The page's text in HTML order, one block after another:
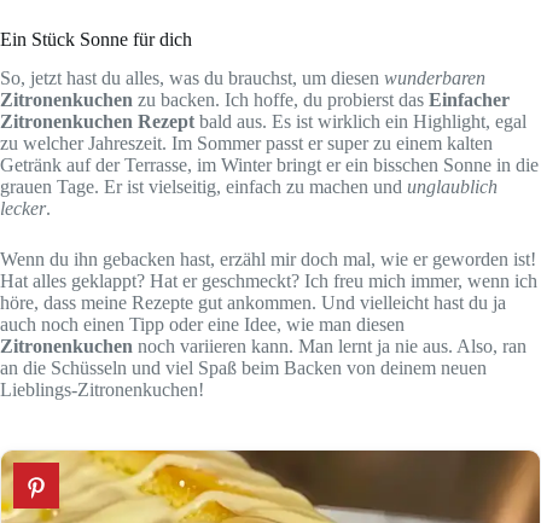
Ein Stück Sonne für dich
So, jetzt hast du alles, was du brauchst, um diesen wunderbaren
Zitronenkuchen zu backen. Ich hoffe, du probierst das Einfacher
Zitronenkuchen Rezeptbald aus. Es ist wirklich ein Highlight, egal
zu welcher Jahreszeit. Im Sommer passt er super zu einem kalten
Getränk auf der Terrasse, im Winter bringt er ein bisschen Sonne in die
grauen Tage. Er ist vielseitig, einfach zu machen und unglaublich
lecker.
Wenn du ihn gebacken hast, erzähl mir doch mal, wie er geworden ist!
Hat alles geklappt? Hat er geschmeckt? Ich freu mich immer, wenn ich
höre, dass meine Rezepte gut ankommen. Und vielleicht hast du ja
auch noch einen Tipp oder eine Idee, wie man diesen
Zitronenkuchen noch variieren kann. Man lernt ja nie aus. Also, ran
an die Schüsseln und viel Spaß beim Backen von deinem neuen
Lieblings-Zitronenkuchen!